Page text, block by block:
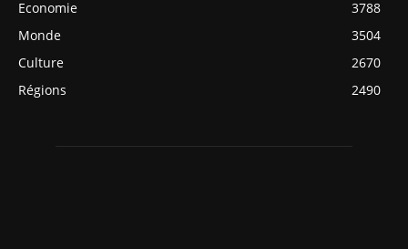
Economie
3788
Monde
3504
Culture
2670
Régions
2490